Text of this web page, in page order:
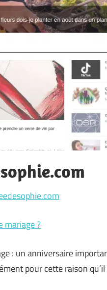
mariage ?
: un anniversaire
pour cette raison